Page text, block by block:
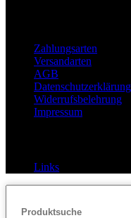
Zahlungsarten
Versandarten
AGB
Datenschutzerklärung
Widerrufsbelehrung
Impressum
Links